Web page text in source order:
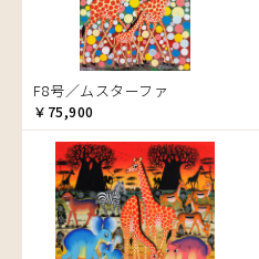
ペンギン
星空
マーケット
マサイ
マンゴーの木
水浴び
湖
夕日
ライオン
F8号／ムスターファ
￥75,900